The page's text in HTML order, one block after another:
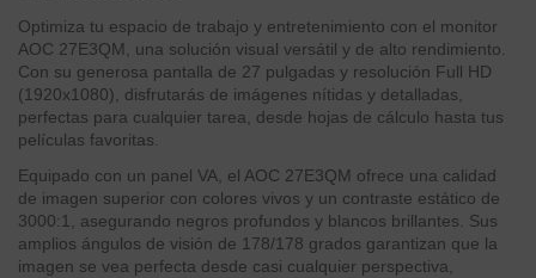
Optimiza tu espacio de trabajo y entretenimiento con el monitor
AOC 27E3QM, una solución visual versátil y de alto rendimiento.
Con su generosa pantalla de 27 pulgadas y resolución Full HD
(1920x1080), disfrutarás de imágenes nítidas y detalladas,
perfectas para cualquier tarea, desde hojas de cálculo hasta tus
películas favoritas.
Equipado con un panel VA, el AOC 27E3QM ofrece una calidad
de imagen superior con colores vivos y un contraste estático de
3000:1, asegurando negros profundos y blancos brillantes. Sus
amplios ángulos de visión de 178/178 grados garantizan que la
imagen se vea perfecta desde casi cualquier perspectiva,